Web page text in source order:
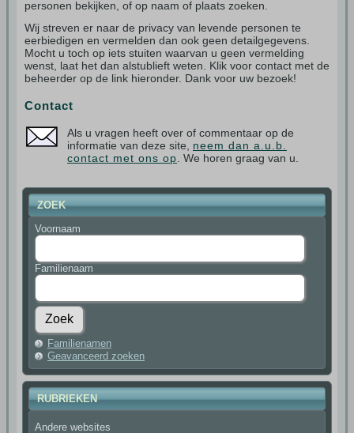
personen bekijken, of op naam of plaats zoeken.
Wij streven er naar de privacy van levende personen te
eerbiedigen en vermelden dan ook geen detailgegevens.
Mocht u toch op iets stuiten waarvan u geen vermelding
wenst, laat het dan alstublieft weten. Klik voor contact met de
beheerder op de link hieronder. Dank voor uw bezoek!
Contact
Als u vragen heeft over of commentaar op de
informatie van deze site, neem dan a.u.b.
contact met ons op . We horen graag van u.
ZOEK
Voornaam
Familienaam
Familienamen
Geavanceerd zoeken
RUBRIEKEN
Andere websites